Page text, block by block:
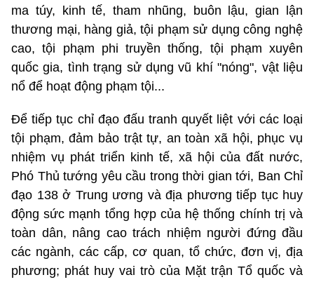
ma túy, kinh tế, tham nhũng, buôn lậu, gian lận
thương mại, hàng giả, tội phạm sử dụng công nghệ
cao, tội phạm phi truyền thống, tội phạm xuyên
quốc gia, tình trạng sử dụng vũ khí "nóng", vật liệu
nổ để hoạt động phạm tội...
Để tiếp tục chỉ đạo đấu tranh quyết liệt với các loại
tội phạm, đảm bảo trật tự, an toàn xã hội, phục vụ
nhiệm vụ phát triển kinh tế, xã hội của đất nước,
Phó Thủ tướng yêu cầu trong thời gian tới, Ban Chỉ
đạo 138 ở Trung ương và địa phương tiếp tục huy
động sức mạnh tổng hợp của hệ thống chính trị và
toàn dân, nâng cao trách nhiệm người đứng đầu
các ngành, các cấp, cơ quan, tổ chức, đơn vị, địa
phương; phát huy vai trò của Mặt trận Tổ quốc và